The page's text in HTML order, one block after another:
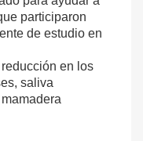
participaron
de estudio en
en los
saliva